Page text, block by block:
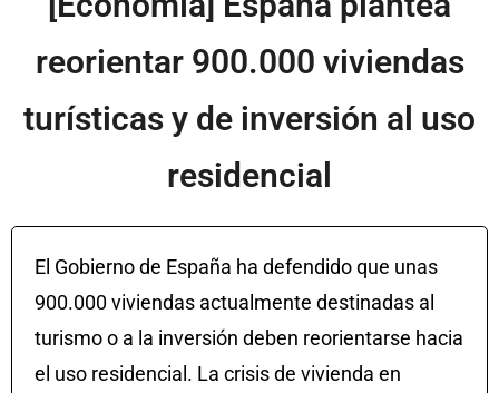
reorientar 900.000 viviendas
turísticas y de inversión al uso
residencial
El Gobierno de España ha defendido que unas
900.000 viviendas actualmente destinadas al
turismo o a la inversión deben reorientarse hacia
el uso residencial. La crisis de vivienda en